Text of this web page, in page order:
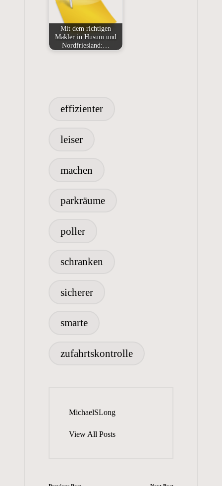
Mit dem richtigen
Makler in Husum und
Nordfriesland:…
effizienter
leiser
machen
parkräume
poller
schranken
sicherer
smarte
zufahrtskontrolle
MichaelSLong
View All Posts